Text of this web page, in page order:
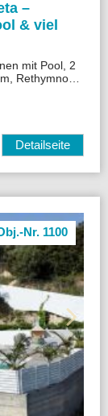
–
& viel
mit Pool, 2
Rethymnon
Detailseite
Nr. 1100